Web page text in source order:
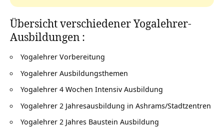
Übersicht verschiedenerYogalehrer-
Ausbildungen :
Yogalehrer Vorbereitung
Yogalehrer Ausbildungsthemen
Yogalehrer 4 Wochen Intensiv Ausbildung
Yogalehrer 2 Jahresausbildung in Ashrams/Stadtzentren
Yogalehrer 2 Jahres Baustein Ausbildung